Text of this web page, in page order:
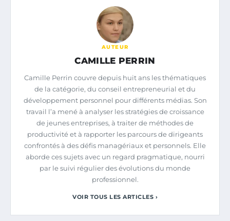
AUTEUR
CAMILLE PERRIN
Camille Perrin couvre depuis huit ans les thématiques
de la catégorie, du conseil entrepreneurial et du
développement personnel pour différents médias. Son
travail l’a mené à analyser les stratégies de croissance
de jeunes entreprises, à traiter de méthodes de
productivité et à rapporter les parcours de dirigeants
confrontés à des défis managériaux et personnels. Elle
aborde ces sujets avec un regard pragmatique, nourri
par le suivi régulier des évolutions du monde
professionnel.
VOIR TOUS LES ARTICLES ›